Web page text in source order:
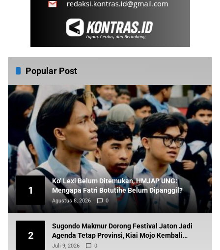
Popular Post
1
Ko’ Lexi Belum Ditemukan, HMJAP UNG:
Mengapa Fatri Botutihe Belum Dipanggil?
Agustus 8, 2026 0
2
Sugondo Makmur Dorong Festival Jaton Jadi
Agenda Tetap Provinsi, Kiai Mojo Kembali
Disuarakan
Juli 9, 2026 0